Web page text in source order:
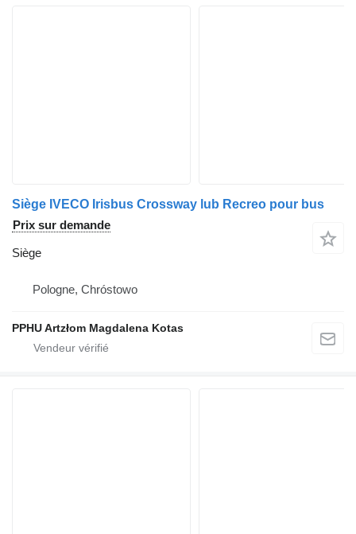
Siège IVECO Irisbus Crossway lub Recreo pour bus
Prix sur demande
Siège
Pologne, Chróstowo
PPHU Artzłom Magdalena Kotas